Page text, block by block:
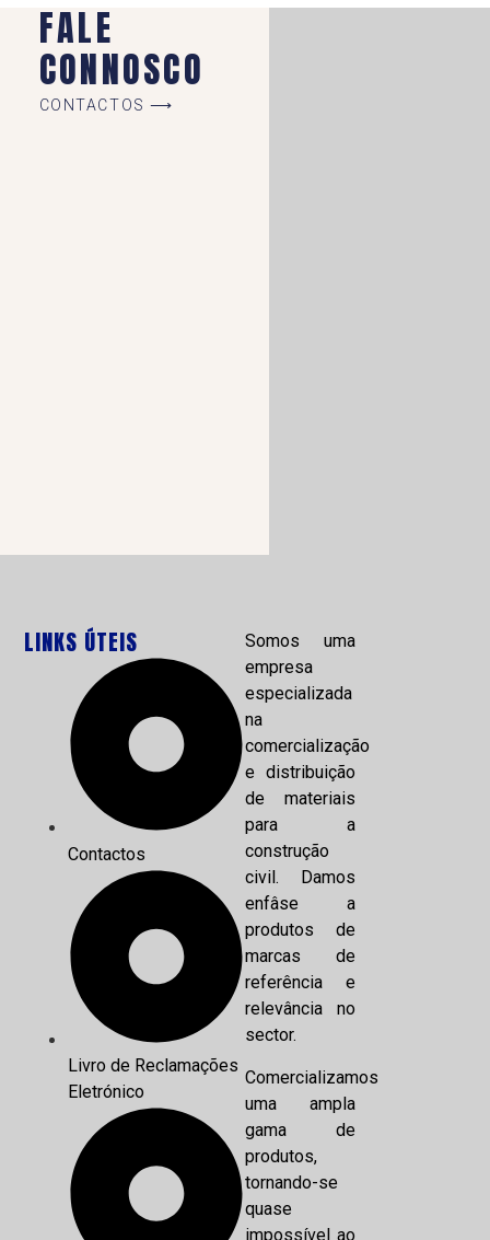
FALE
CONNOSCO
CONTACTOS ⟶
LINKS ÚTEIS
Contactos
Livro de Reclamações
Eletrónico
Somos uma
empresa
especializada
na
comercialização
e distribuição
de materiais
para a
construção
civil. Damos
enfâse a
produtos de
marcas de
referência e
relevância no
sector.
Comercializamos
uma ampla
gama de
produtos,
tornando-se
quase
impossível ao